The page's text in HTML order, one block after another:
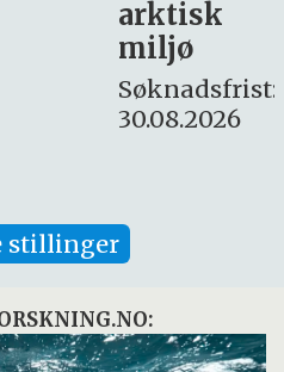
Søknadsfrist:
16. august.
stillinger